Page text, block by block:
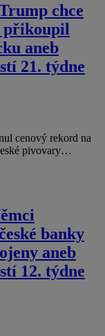
chce
přikoupil
aneb
21. týdne
cenový rekord na
pivovary…
banky
aneb
12. týdne